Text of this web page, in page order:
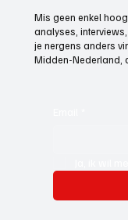
Mis geen enkel
analyses,
je nergens anders
Midden-Nederland,